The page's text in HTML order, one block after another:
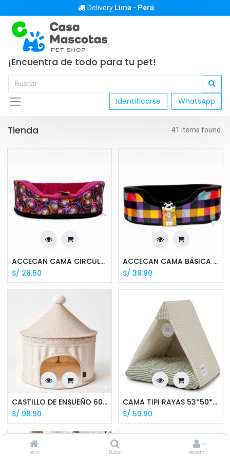
Inicio Buscar Account
Delivery Lima - Perú
¡Encuentra de todo para tu pet!
Identificarse WhatsApp
Tienda 41 items found.
ACCECAN CAMA CIRCULAR DE ALGODÓN CON CIERRE T-1
S/ 26.50
ACCECAN CAMA BÁSICA CON CIERRE CIRCULAR T-2
S/ 39.90
CASTILLO DE ENSUEÑO 60*45 CM - CP2309A
S/ 98.90
CAMA TIPI RAYAS 53*50*45CM - CP2105A
S/ 59.90